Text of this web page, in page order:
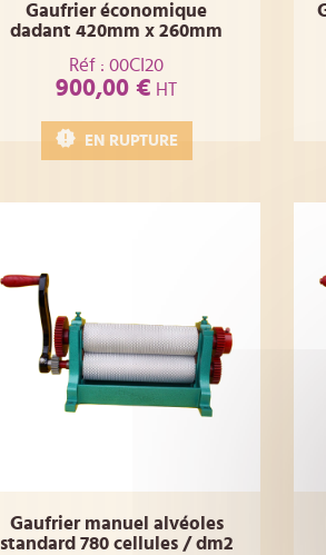
Gaufrier économique
dadant 420mm x 260mm
Réf : 00CI20
900,00 € HT
EN RUPTURE
Gaufrier manuel alvéoles
standard 780 cellules / dm2